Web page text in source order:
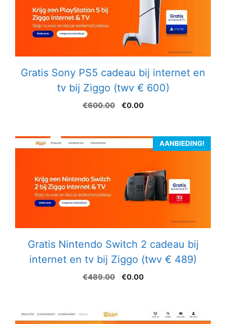
Gratis Sony PS5 cadeau bij internet en
tv bij Ziggo (twv € 600)
€600.00
Oorspronkelijke
€600.00.
€0.00Huidige
€0.00.
AANBIEDING!
Gratis Nintendo Switch 2 cadeau bij
internet en tv bij Ziggo (twv € 489)
€489.00
Oorspronkelijke
€0.00Huidige